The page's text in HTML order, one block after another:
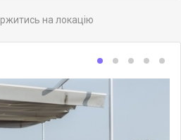
на локацію